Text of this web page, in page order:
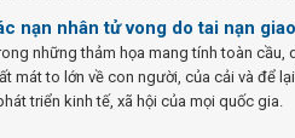
nạn nhân tử vong do tai nạn
những thảm họa mang tính toàn cầu,
mát to lớn về con người, của cải và để
triển kinh tế, xã hội của mọi quốc gia.